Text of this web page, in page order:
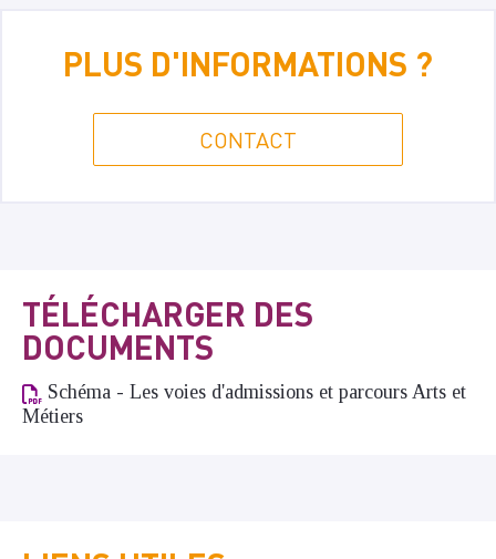
PLUS D'INFORMATIONS ?
CONTACT
TÉLÉCHARGER DES
DOCUMENTS
Schéma - Les voies d'admissions et parcours Arts et
Métiers